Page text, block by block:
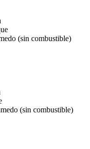
(sin combustible)
(sin combustible)